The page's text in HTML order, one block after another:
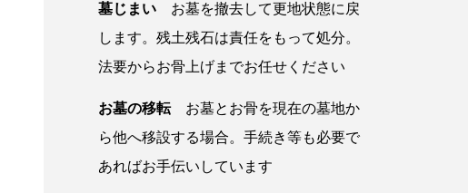
墓じまい お墓を撤去して更地状態に戻
します。残土残石は責任をもって処分。
法要からお骨上げまでお任せください
お墓の移転お墓とお骨を現在の墓地か
ら他へ移設する場合。手続き等も必要で
あればお手伝いしています